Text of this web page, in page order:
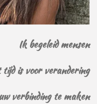
Ik begeleid mensen
tijd is voor verandering
verbinding te maken